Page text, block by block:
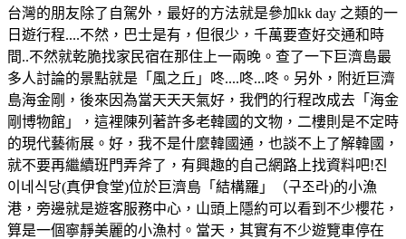
台灣的朋友除了自駕外，最好的方法就是參加kk day 之類的一
日遊行程....不然，巴士是有，但很少，千萬要查好交通和時
間..不然就乾脆找家民宿在那住上一兩晚。查了一下巨濟島最
多人討論的景點就是「風之丘」咚....咚...咚。另外，附近巨濟
島海金剛，後來因為當天天天氣好，我們的行程改成去「海金
剛博物館」，這裡陳列著許多老韓國的文物，二樓則是不定時
的現代藝術展。好，我不是什麼韓國通，也談不上了解韓國，
就不要再繼續班門弄斧了，有興趣的自己網路上找資料吧!진
이네식당(真伊食堂)位於巨濟島「結構羅」（구조라)的小漁
港，旁邊就是遊客服務中心，山頭上隱約可以看到不少櫻花，
算是一個寧靜美麗的小漁村。當天，其實有不少遊覽車停在